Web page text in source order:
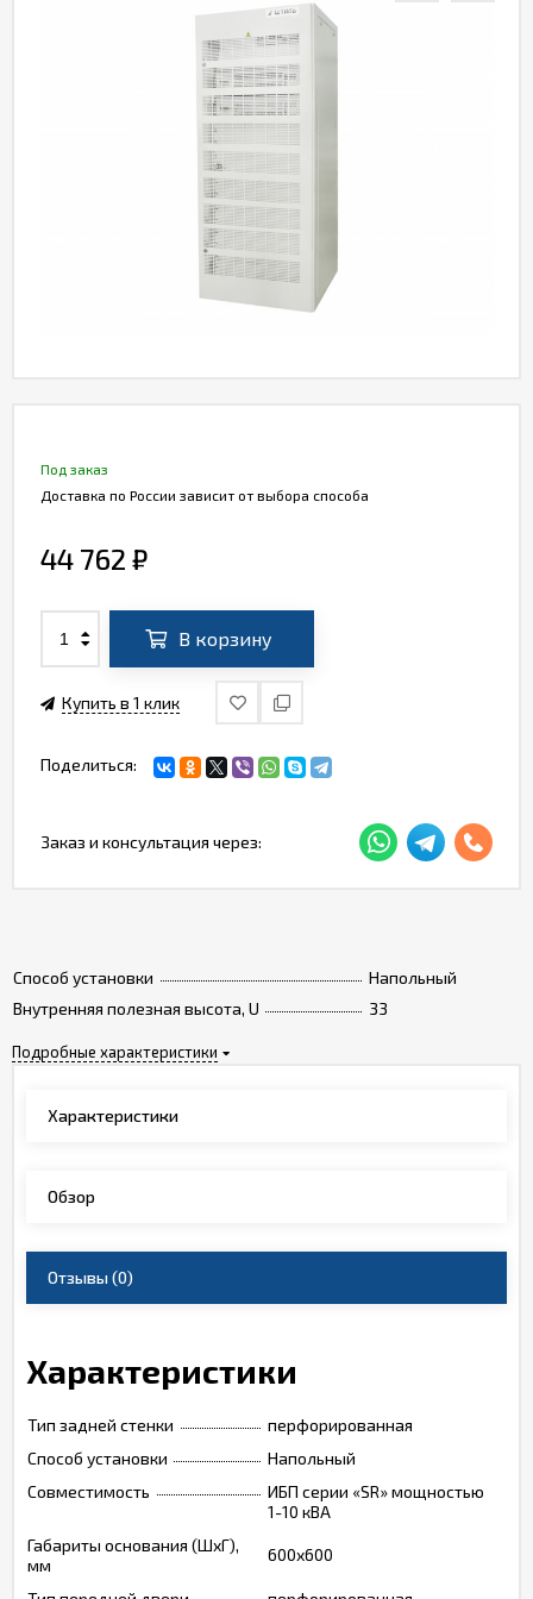
Способ установки
Напольный
Внутренняя полезная высота, U
33
Подробные характеристики
Под заказ
Доставка по России зависит от выбора способа
44 762 ₽
В корзину
Купить в 1 клик
Поделиться:
Заказ и консультация через:
Характеристики
Обзор
Отзывы(0)
Характеристики
Тип задней стенки
перфорированная
Способ установки
Напольный
Совместимость
ИБП серии «SR» мощностью
1-10 кВА
Габариты основания (ШxГ),
мм
600х600